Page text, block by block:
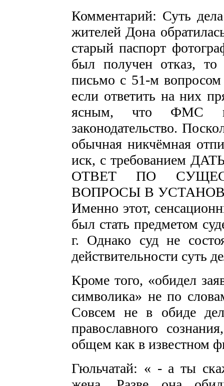
Комментарий: Суть
жителей Дона
старый паспорт
был получен отказ,
письмо с 51-м
если ответить на них
ясным, что ФМС
законодательство.
обычная никчёмная
иск, с требованием
ОТВЕТ ПО
ВОПРОСЫ В
Именно этот,
был стать предметом
г. Однако суд не
действительности суть
Кроме того, «обидел
символика» не по
Совсем не в обиде
православного
общем как в известном
Гюльчатай: « - а ты